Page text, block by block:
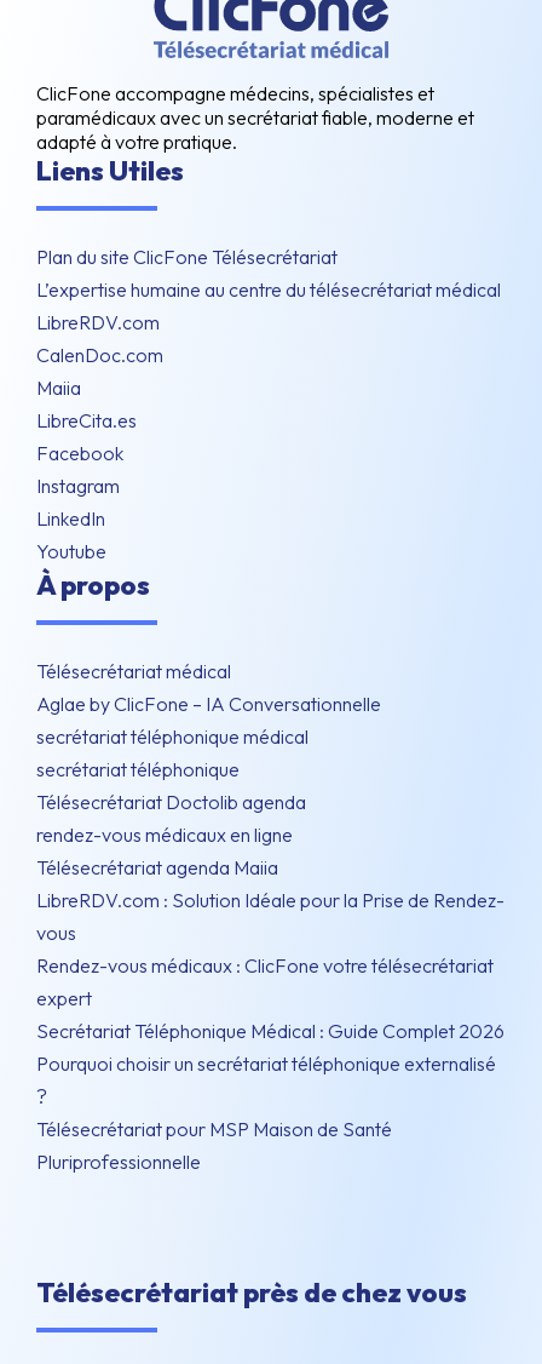
ClicFone accompagne médecins, spécialistes et
paramédicaux avec un secrétariat fiable, moderne et
adapté à votre pratique.
Liens Utiles
Plan du site ClicFone Télésecrétariat
L’expertise humaine au centre du télésecrétariat médical
LibreRDV.com
CalenDoc.com
Maiia
LibreCita.es
Facebook
Instagram
LinkedIn
Youtube
À propos
Télésecrétariat médical
Aglae by ClicFone – IA Conversationnelle
secrétariat téléphonique médical
secrétariat téléphonique
Télésecrétariat Doctolib agenda
rendez-vous médicaux en ligne
Télésecrétariat agenda Maiia
LibreRDV.com : Solution Idéale pour la Prise de Rendez-
vous
Rendez-vous médicaux : ClicFone votre télésecrétariat
expert
Secrétariat Téléphonique Médical : Guide Complet 2026
Pourquoi choisir un secrétariat téléphonique externalisé
?
Télésecrétariat pour MSP Maison de Santé
Pluriprofessionnelle
Télésecrétariat près de chez vous